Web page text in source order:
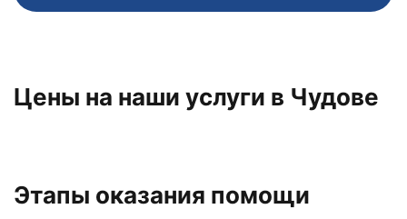
Цены на наши услуги в Чудове
Этапы оказания помощи